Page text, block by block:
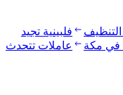
التنظيف
فلبينية تجيد
في مكة
عاملات تتحدث